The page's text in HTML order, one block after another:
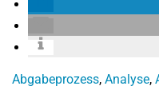
Abgabeprozess, Analyse,